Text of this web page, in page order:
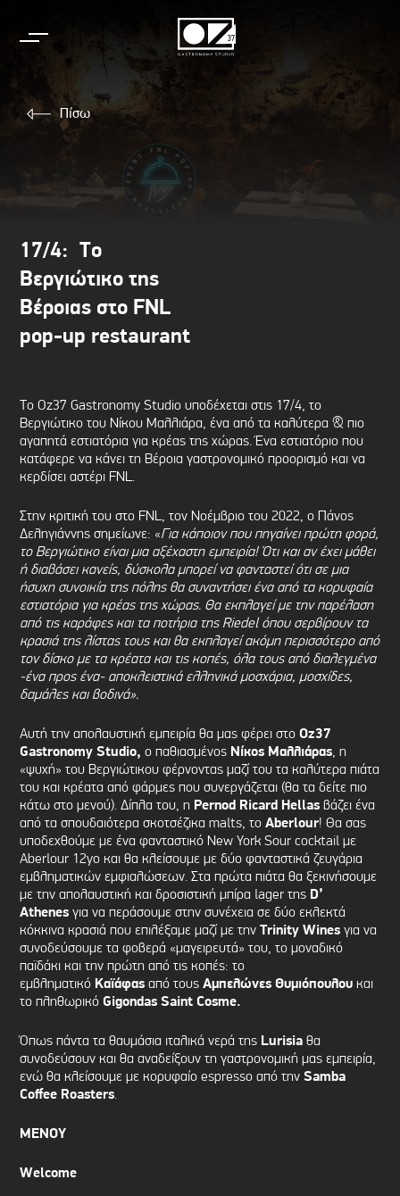
content
Πίσω
17/4: Το
Βεργιώτικο της
Βέροιας στο FNL
pop-up restaurant
Το Oz37 Gastronomy Studio υποδέχεται στις 17/4, το
Βεργιώτικο του Νίκου Μαλλιάρα, ένα από τα καλύτερα & πιο
αγαπητά εστιατόρια για κρέας της χώρας. Ένα εστιατόριο που
κατάφερε να κάνει τη Βέροια γαστρονομικό προορισμό και να
κερδίσει αστέρι FNL.
Στην κριτική του στο FNL, τον Νοέμβριο του 2022, ο Πάνος
Δεληγιάννης σημείωνε: «Για κάποιον που πηγαίνει πρώτη φορά,
το Βεργιώτικο είναι μια αξέχαστη εμπειρία! Ότι και αν έχει μάθει
ή διαβάσει κανείς, δύσκολα μπορεί να φανταστεί ότι σε μια
ήσυχη συνοικία της πόλης θα συναντήσει ένα από τα κορυφαία
εστιατόρια για κρέας της χώρας. Θα εκπλαγεί με την παρέλαση
από τις καράφες και τα ποτήρια της Riedelόπου σερβίρουν τα
κρασιά της λίστας τους και θα εκπλαγεί ακόμη περισσότερο από
τον δίσκο με τα κρέατα και τις κοπές, όλα τους από διαλεγμένα
-ένα προς ένα- αποκλειστικά ελληνικά μοσχάρια, μοσχίδες,
δαμάλες και βοδινά».
Αυτή την απολαυστική εμπειρία θα μας φέρει στο Oz37
Gastronomy Studio, ο παθιασμένος Νίκος Μαλλιάρας, η
«ψυχή» του Βεργιώτικου φέρνοντας μαζί του τα καλύτερα πιάτα
του και κρέατα από φάρμες που συνεργάζεται (θα τα δείτε πιο
κάτω στο μενού). Δίπλα του, η Pernod Ricard Hellas βάζει ένα
από τα σπουδαιότερα σκοτσέζικα malts, το Aberlour! Θα σας
υποδεχθούμε με ένα φανταστικό New York Sour cocktail με
Aberlour 12yo και θα κλείσουμε με δύο φανταστικά ζευγάρια
εμβληματικών εμφιαλώσεων. Στα πρώτα πιάτα θα ξεκινήσουμε
με την απολαυστική και δροσιστική μπίρα lager της D’
Athenes για να περάσουμε στην συνέχεια σε δύο εκλεκτά
κόκκινα κρασιά που επιλέξαμε μαζί με την Trinity Wines για να
συνοδεύσουμε τα φοβερά «μαγειρευτά» του, το μοναδικό
παϊδάκι και την πρώτη από τις κοπές: το
εμβληματικό Καϊάφας από τους Αμπελώνες Θυμιόπουλου και
το πληθωρικό Gigondas Saint Cosme.
Όπως πάντα τα θαυμάσια ιταλικά νερά της Lurisia θα
συνοδεύσουν και θα αναδείξουν τη γαστρονομική μας εμπειρία,
ενώ θα κλείσουμε με κορυφαίο espresso από την Samba
Coffee Roasters.
ΜΕΝΟΥ
Welcome